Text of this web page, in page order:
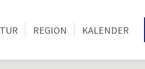
REGION KALENDER